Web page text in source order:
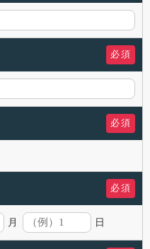
必須
必須
必須
月 日